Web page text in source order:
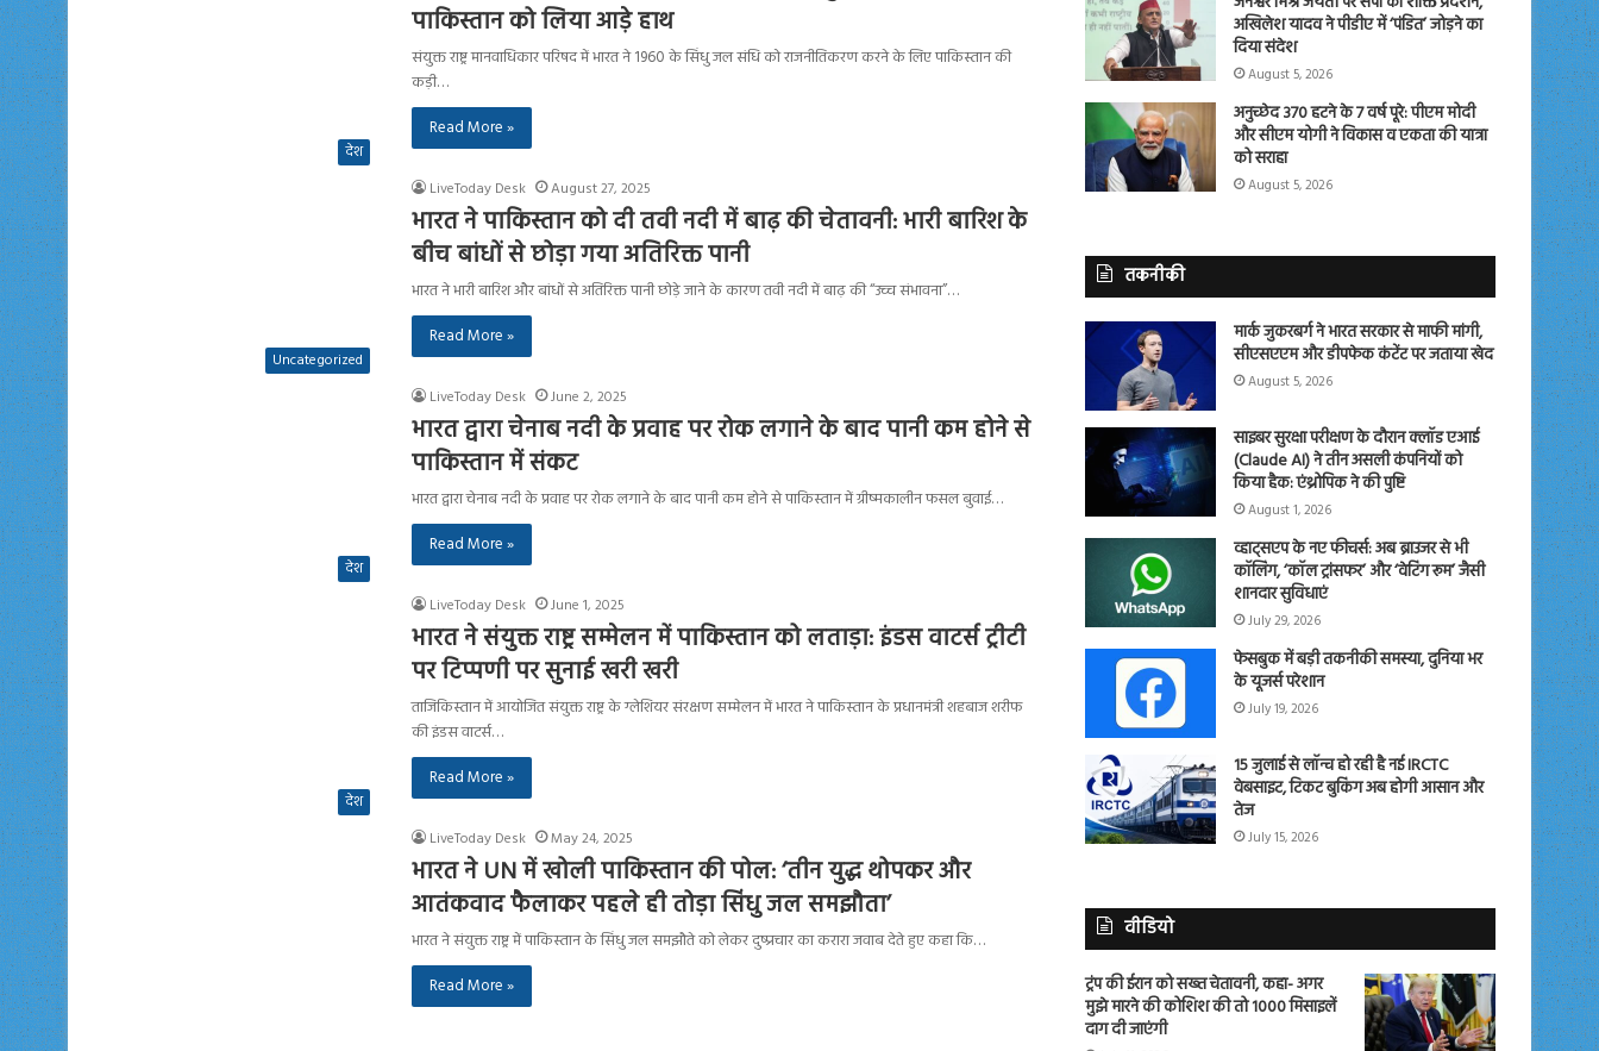
पाकिस्तान को लिया आड़े हाथ
संयुक्त राष्ट्र मानवाधिकार परिषद में भारत ने 1960 के सिंधु जल संधि को राजनीतिकरण करने के लिए पाकिस्तान की
कड़ी…
Read More »
देश
LiveToday Desk
August 27, 2025
भारत ने पाकिस्तान को दी तवी नदी में बाढ़ की चेतावनी: भारी बारिश के
बीच बांधों से छोड़ा गया अतिरिक्त पानी
भारत ने भारी बारिश और बांधों से अतिरिक्त पानी छोड़े जाने के कारण तवी नदी में बाढ़ की “उच्च संभावना”…
Read More »
Uncategorized
LiveToday Desk
June 2, 2025
भारत द्वारा चेनाब नदी के प्रवाह पर रोक लगाने के बाद पानी कम होने से
पाकिस्तान में संकट
भारत द्वारा चेनाब नदी के प्रवाह पर रोक लगाने के बाद पानी कम होने से पाकिस्तान में ग्रीष्मकालीन फसल बुवाई…
Read More »
देश
LiveToday Desk
June 1, 2025
भारत ने संयुक्त राष्ट्र सम्मेलन में पाकिस्तान को लताड़ा: इंडस वाटर्स ट्रीटी
पर टिप्पणी पर सुनाई खरी खरी
ताजिकिस्तान में आयोजित संयुक्त राष्ट्र के ग्लेशियर संरक्षण सम्मेलन में भारत ने पाकिस्तान के प्रधानमंत्री शहबाज शरीफ
की इंडस वाटर्स…
Read More »
देश
LiveToday Desk
May 24, 2025
भारत ने UN में खोली पाकिस्तान की पोल: ‘तीन युद्ध थोपकर और
आतंकवाद फैलाकर पहले ही तोड़ा सिंधु जल समझौता’
भारत ने संयुक्त राष्ट्र में पाकिस्तान के सिंधु जल समझौते को लेकर दुष्प्रचार का करारा जवाब देते हुए कहा कि…
Read More »
अखिलेश यादव ने पीडीए में ‘पंडित’ जोड़ने का
दिया संदेश
August 5, 2026
अनुच्छेद 370 हटने के 7 वर्ष पूरे: पीएम मोदी
और सीएम योगी ने विकास व एकता की यात्रा
को सराहा
August 5, 2026
तकनीकी
मार्क जुकरबर्ग ने भारत सरकार से माफी मांगी,
सीएसएएम और डीपफेक कंटेंट पर जताया खेद
August 5, 2026
साइबर सुरक्षा परीक्षण के दौरान क्लॉड एआई
(Claude AI) ने तीन असली कंपनियों को
किया हैक: एंथ्रोपिक ने की पुष्टि
August 1, 2026
व्हाट्सएप के नए फीचर्स: अब ब्राउजर से भी
कॉलिंग, ‘कॉल ट्रांसफर’ और ‘वेटिंग रूम’ जैसी
शानदार सुविधाएं
July 29, 2026
फेसबुक में बड़ी तकनीकी समस्या, दुनिया भर
के यूजर्स परेशान
July 19, 2026
15 जुलाई से लॉन्च हो रही है नई IRCTC
वेबसाइट, टिकट बुकिंग अब होगी आसान और
तेज
July 15, 2026
वीडियो
ट्रंप की ईरान को सख्त चेतावनी, कहा- अगर
मुझे मारने की कोशिश की तो 1000 मिसाइलें
दाग दी जाएंगी